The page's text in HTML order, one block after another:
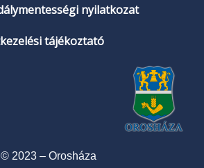
nyilatkozat
tájékoztató
© 2023 – Orosháza